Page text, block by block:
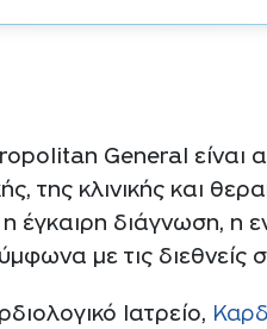
General
της κλινικής και
έγκαιρη διάγνωση, η
με τις διεθνείς
Ιατρείο,